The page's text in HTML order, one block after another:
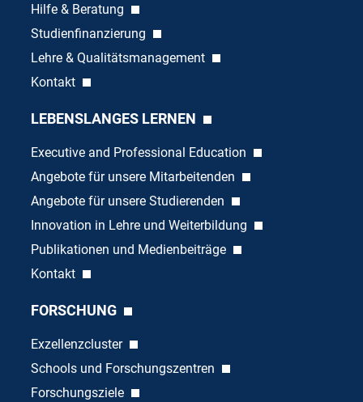
Hilfe & Beratung
Studienfinanzierung
Lehre & Qualitätsmanagement
Kontakt
LEBENSLANGES LERNEN
Executive and Professional Education
Angebote für unsere Mitarbeitenden
Angebote für unsere Studierenden
Innovation in Lehre und Weiterbildung
Publikationen und Medienbeiträge
Kontakt
FORSCHUNG
Exzellenzcluster
Schools und Forschungszentren
Forschungsziele